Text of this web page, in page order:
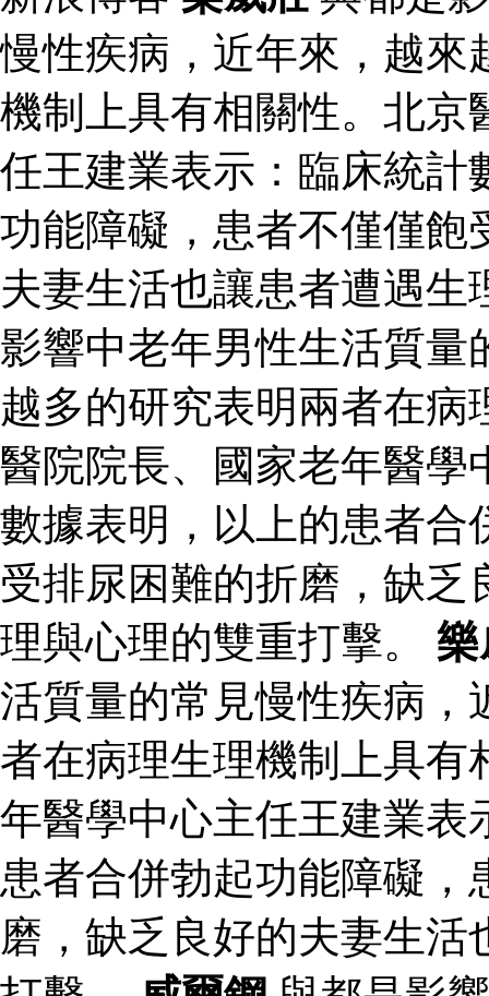
慢性疾病，近年來，越來
機制上具有相關性。北京
任王建業表示：臨床統計
功能障礙，患者不僅僅飽
夫妻生活也讓患者遭遇
影響中老年男性生活質量
越多的研究表明兩者在
醫院院長、國家老年醫學
數據表明，以上的患者合
受排尿困難的折磨，缺
理與心理的雙重打擊。
活質量的常見慢性疾病，
者在病理生理機制上具有
年醫學中心主任王建業表
患者合併勃起功能障礙
磨，缺乏良好的夫妻生